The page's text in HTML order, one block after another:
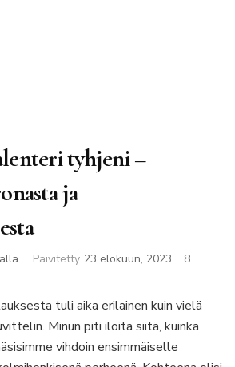
tyhjeni –
ja
Päivitetty 23 elokuun, 2023
8
tuli aika erilainen kuin vielä
Minun piti iloita siitä, kuinka
vihdoin ensimmäiselle